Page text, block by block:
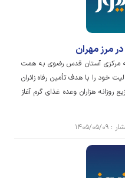
مرز مهران
مرکزی آستان قدس رضوی به همت
خود را با هدف تأمین رفاه زائران
هزاران وعده غذای گرم آغاز